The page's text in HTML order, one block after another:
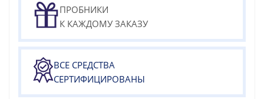
ПРОБНИКИ
К КАЖДОМУ ЗАКАЗУ
ВСЕ СРЕДСТВА
СЕРТИФИЦИРОВАНЫ